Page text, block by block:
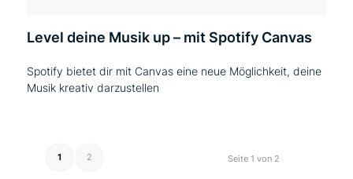
Level deine Musik up – mit Spotify Canvas
Spotify bietet dir mit Canvas eine neue Möglichkeit, deine
Musik kreativ darzustellen
Seite 1 von 2
1 2